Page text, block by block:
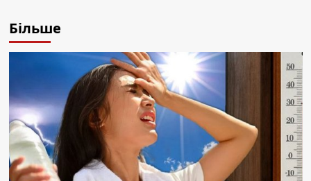
Більше